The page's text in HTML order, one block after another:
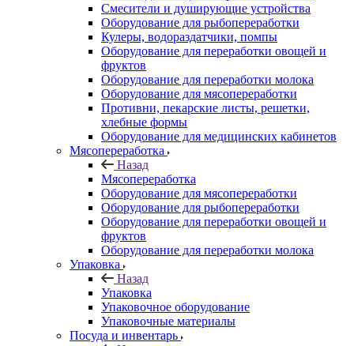
Смесители и душирующие устройства
Оборудование для рыбопереработки
Кулеры, водораздатчики, помпы
Оборудование для переработки овощей и
фруктов
Оборудование для переработки молока
Оборудование для мясопереработки
Противни, пекарские листы, решетки,
хлебные формы
Оборудование для медицинских кабинетов
Мясопереработка
Назад
Мясопереработка
Оборудование для мясопереработки
Оборудование для рыбопереработки
Оборудование для переработки овощей и
фруктов
Оборудование для переработки молока
Упаковка
Назад
Упаковка
Упаковочное оборудование
Упаковочные материалы
Посуда и инвентарь